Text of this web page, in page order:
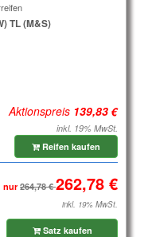
TL (M&S)
Aktionspreis
inkl. 19% MwSt.
Reifen kaufen
nur
inkl. 19% MwSt.
Satz kaufen